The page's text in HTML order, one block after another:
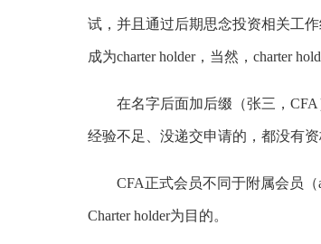
试，并且通过后期思念投资相关工
成为charter holder，当然，charter
在名字后面加后缀（张三，CFA）
经验不足、没递交申请的，都没有资
CFA正式会员不同于附属会员（
Charter holder为目的。